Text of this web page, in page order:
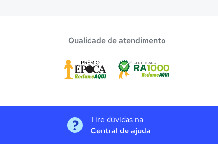
Qualidade de atendimento
Tire dúvidas na
Central de ajuda